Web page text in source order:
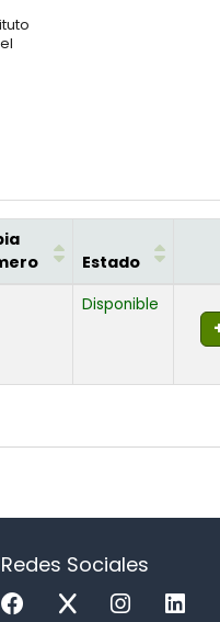
Estado
Disponible
Redes Sociales